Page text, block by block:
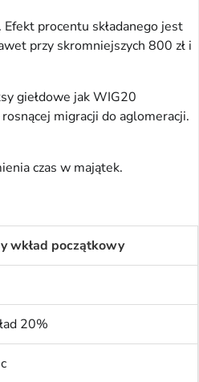
procentu składanego jest
przy skromniejszych 800 zł i
giełdowe jak WIG20
migracji do aglomeracji.
czas w majątek.
wkład początkowy
20%